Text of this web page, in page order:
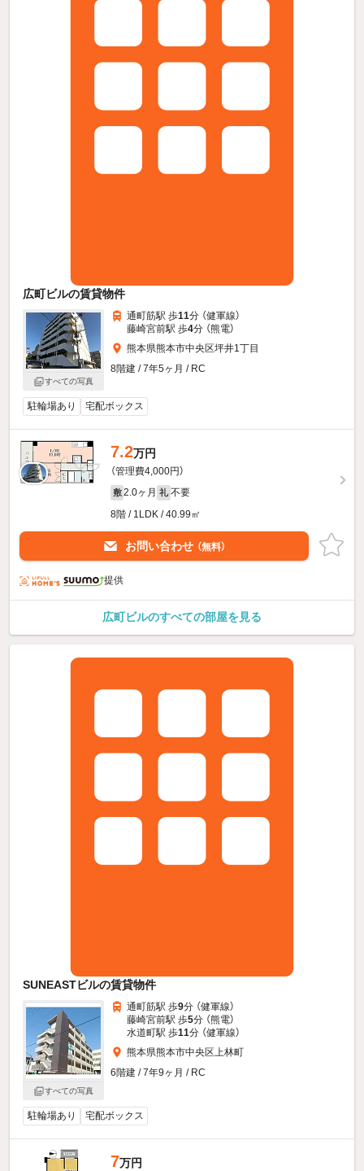
広町ビルの賃貸物件
すべての写真
通町筋駅 歩11分 （健軍線）
藤崎宮前駅 歩4分 （熊電）
熊本県熊本市中央区坪井1丁目
8階建 / 7年5ヶ月 / RC
駐輪場あり 宅配ボックス
7.2万円
（管理費4,000円）
敷 2.0ヶ月 礼 不要
8階 / 1LDK / 40.99㎡
お問い合わせ （無料）
提供
広町ビルのすべての部屋を見る
SUNEASTビルの賃貸物件
すべての写真
通町筋駅 歩9分 （健軍線）
藤崎宮前駅 歩5分 （熊電）
水道町駅 歩11分 （健軍線）
熊本県熊本市中央区上林町
6階建 / 7年9ヶ月 / RC
駐輪場あり 宅配ボックス
7万円